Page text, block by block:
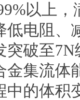
以上
低电阻、
突破至
金集流体
中的体积